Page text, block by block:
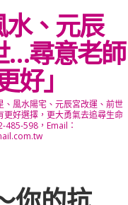
、元辰
…尋意老師
好」
風水陽宅、元辰宮改運、前世
好選擇，更大勇氣去追尋生命
485-598，Email：